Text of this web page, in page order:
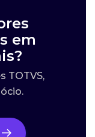
em
TOTVS,